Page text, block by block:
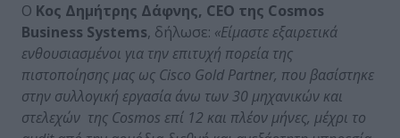
Ο Κος Δημήτρης Δάφνης, CEO της Cosmos
Business Systems, δήλωσε: «Είμαστε εξαιρετικά
ενθουσιασμένοι για την επιτυχή πορεία της
πιστοποίησης μας ως Cisco Gold Partner, που βασίστηκε
στην συλλογική εργασία άνω των 30 μηχανικών και
στελεχών της Cosmos επί 12 και πλέον μήνες, μέχρι το